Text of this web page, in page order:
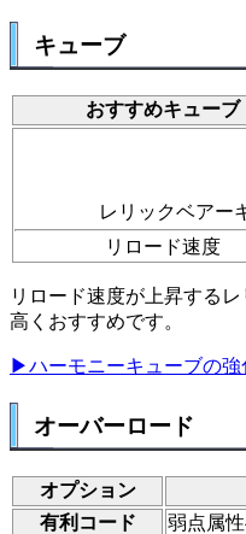
キューブ
おすすめキューブ
レリックベアー
リロード速度
リロード速度が上昇する
高くおすすめです。
▶ハーモニーキューブの強
オーバーロード
オプション
有利コード
弱点属